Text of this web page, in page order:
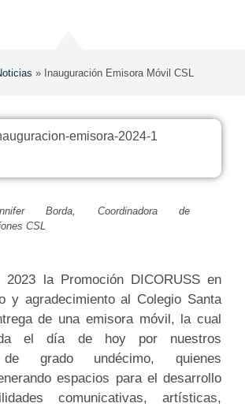
» Inauguración Emisora Móvil CSL
Borda, Coordinadora de
CSL
2023 la Promoción DICORUSS en
y agradecimiento al Colegio Santa
de una emisora móvil, la cual
el día de hoy por nuestros
de grado undécimo, quienes
espacios para el desarrollo
comunicativas, artísticas,